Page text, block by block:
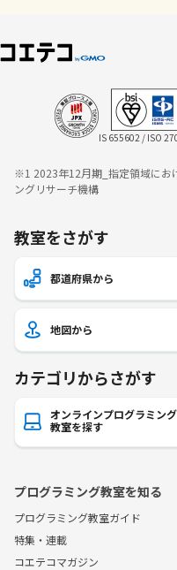
IS 655602 / ISO
※1 2023年12月期_指定領域にお
ングリサーチ機構
教室をさがす
都道府県から
地図から
カテゴリからさがす
オンラインプログラミング
教室を探す
プログラミング教室を知る
プログラミング教室ガイド
特集・連載
コエテコマガジン